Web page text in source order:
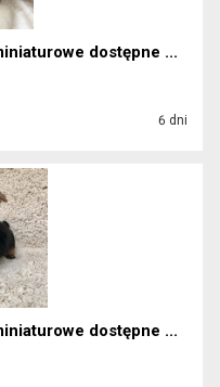
dostępne ...
6 dni
dostępne ...